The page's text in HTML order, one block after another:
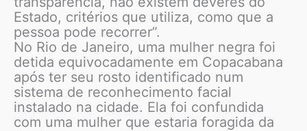
Estado, critérios que utiliza, como que a
pessoa pode recorrer”.
No Rio de Janeiro, uma mulher negra foi
detida equivocadamente em Copacabana
após ter seu rosto identificado num
sistema de reconhecimento facial
instalado na cidade. Ela foi confundida
com uma mulher que estaria foragida da